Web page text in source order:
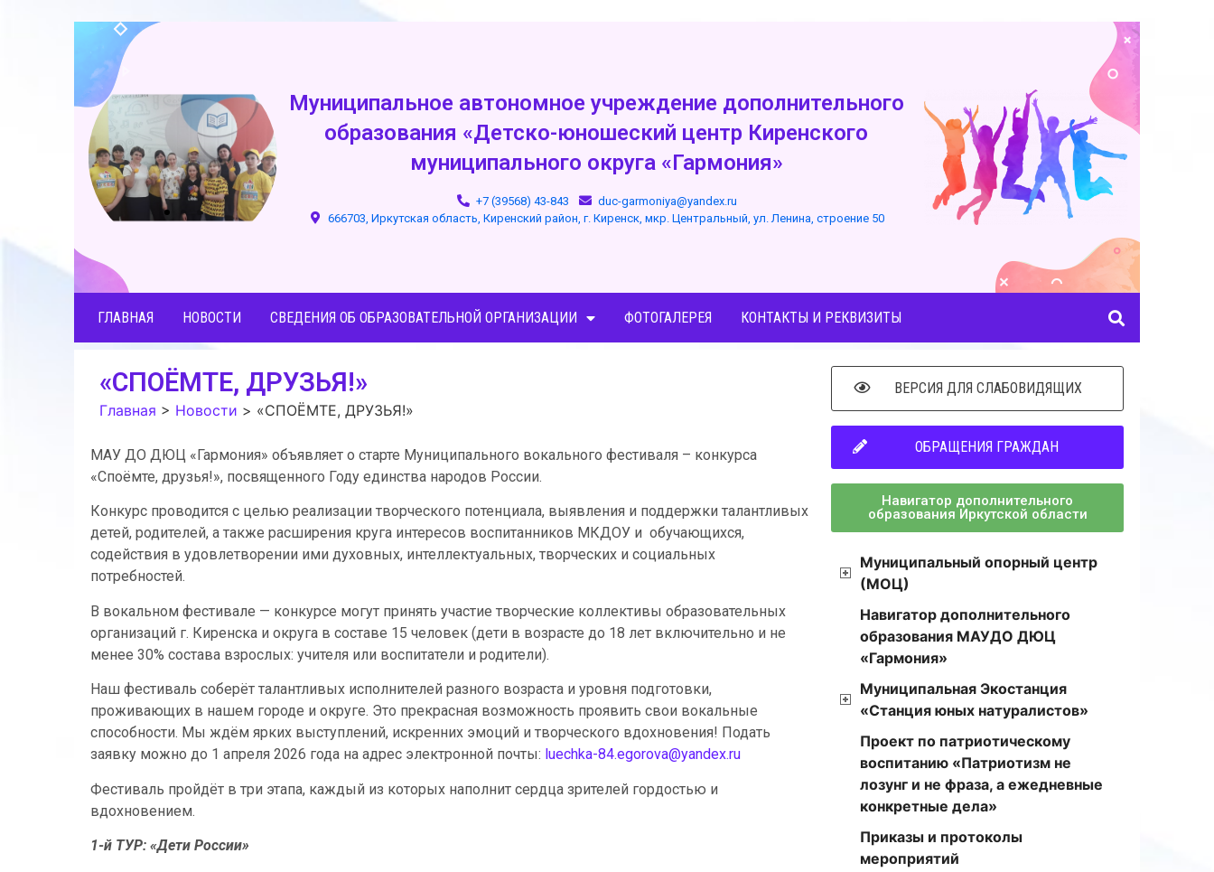
Муниципальное автономное учреждение дополнительного
образования «Детско-юношеский центр Киренского
муниципального округа «Гармония»
+7 (39568) 43-843
duc-garmoniya@yandex.ru
666703, Иркутская область, Киренский район, г. Киренск, мкр. Центральный, ул. Ленина, строение 50
ГЛАВНАЯ НОВОСТИ СВЕДЕНИЯ ОБ ОБРАЗОВАТЕЛЬНОЙ ОРГАНИЗАЦИИ ФОТОГАЛЕРЕЯ КОНТАКТЫ И РЕКВИЗИТЫ
«СПОЁМТЕ, ДРУЗЬЯ!»
Главная > Новости > «СПОЁМТЕ, ДРУЗЬЯ!»
МАУ ДО ДЮЦ «Гармония» объявляет о старте Муниципального вокального фестиваля – конкурса
«Споёмте, друзья!», посвященного Году единства народов России.
Конкурс проводится с целью реализации творческого потенциала, выявления и поддержки талантливых
детей, родителей, а также расширения круга интересов воспитанников МКДОУ и обучающихся,
содействия в удовлетворении ими духовных, интеллектуальных, творческих и социальных
потребностей.
В вокальном фестивале — конкурсе могут принять участие творческие коллективы образовательных
организаций г. Киренска и округа в составе 15 человек (дети в возрасте до 18 лет включительно и не
менее 30% состава взрослых: учителя или воспитатели и родители).
Наш фестиваль соберёт талантливых исполнителей разного возраста и уровня подготовки,
проживающих в нашем городе и округе. Это прекрасная возможность проявить свои вокальные
способности. Мы ждём ярких выступлений, искренних эмоций и творческого вдохновения! Подать
заявку можно до 1 апреля 2026 года на адрес электронной почты: luechka-84.egorova@yandex.ru
Фестиваль пройдёт в три этапа, каждый из которых наполнит сердца зрителей гордостью и
вдохновением.
1-й ТУР: «Дети России»
ВЕРСИЯ ДЛЯ СЛАБОВИДЯЩИХ
ОБРАЩЕНИЯ ГРАЖДАН
Навигатор дополнительного
образования Иркутской области
Муниципальный опорный центр
(МОЦ)
Навигатор дополнительного
образования МАУДО ДЮЦ
«Гармония»
Муниципальная Экостанция
«Станция юных натуралистов»
Проект по патриотическому
воспитанию «Патриотизм не
лозунг и не фраза, а ежедневные
конкретные дела»
Приказы и протоколы
мероприятий